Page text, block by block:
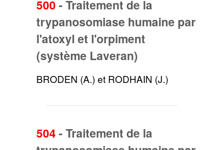
500 -Traitement de la
trypanosomiase humaine par
l'atoxyl et l'orpiment
(système Laveran)
BRODEN (A.) et RODHAIN (J.)
504 -Traitement de la